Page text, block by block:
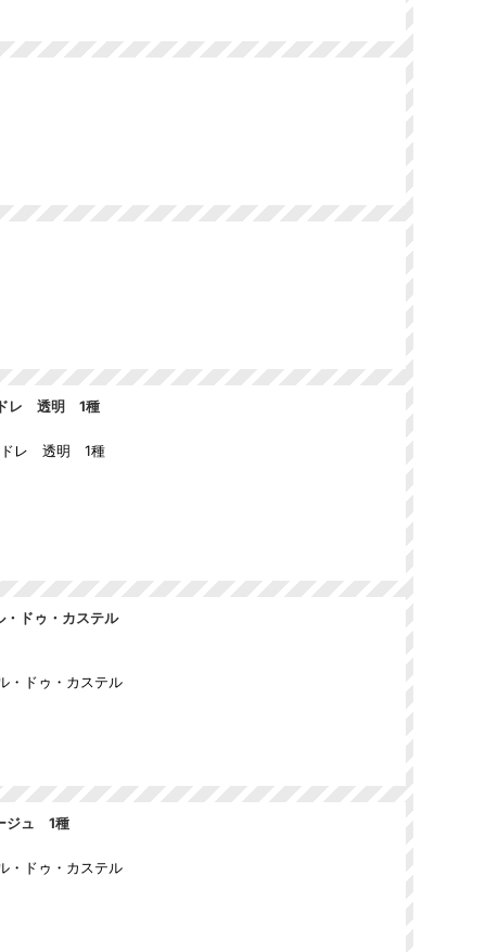
レ 透明 1種
ドレ 透明 1種
ドゥ・カステル
ドゥ・カステル
ジュ 1種
ドゥ・カステル